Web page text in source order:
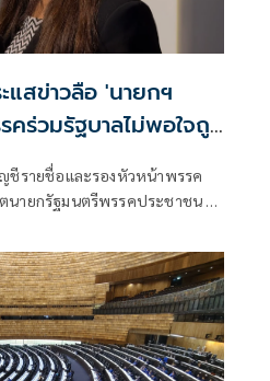
สข่าวลือ 'นายกฯ
คร่วมรัฐบาลไม่พอใจถูก
ชีรายชื่อและรองหัวหน้าพรรค
นายกรัฐมนตรีพรรคประชาชน ให้
เกิดอุบัติเหตุทางการเมือง ดดยมี
.ศิริกัญญานั้น ว่า หากจะเป็นจริง
ฉะนั้น คงไม่ใช่ ตนคิดว่าคนที่
รัฐธรรมนูญปี 2560